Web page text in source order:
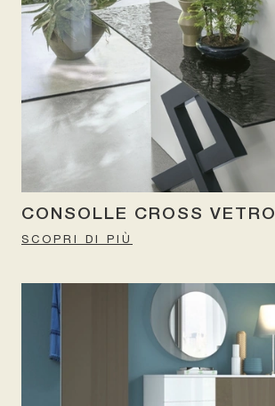
CONSOLLE CROSS VETRO
SCOPRI DI PIÙ